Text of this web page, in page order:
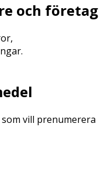
och företag
vill prenumerera